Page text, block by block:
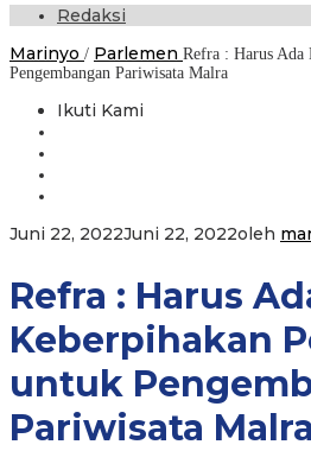
Redaksi
Marinyo / Parlemen Refra : Harus Ada
Pengembangan Pariwisata Malra
Ikuti Kami
Juni 22, 2022Juni 22, 2022oleh
Refra : Harus
Keberpihakan
untuk
Pariwisata Malra